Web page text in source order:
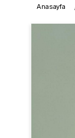
Anasayfa